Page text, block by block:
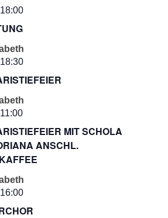
MIT SCHOLA
ANSCHL.